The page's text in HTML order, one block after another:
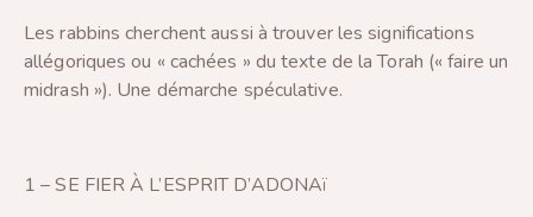
Les rabbins cherchent aussi à trouver les significations
allégoriques ou « cachées » du texte de la Torah (« faire un
midrash »). Une démarche spéculative.
1 – SE FIER À L’ESPRIT D’ADONAï